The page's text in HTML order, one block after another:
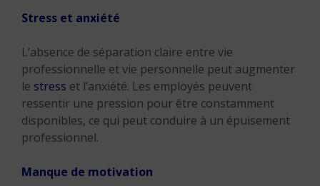
Stress et anxiété
L’absence de séparation claire entre vie
professionnelle et vie personnelle peut augmenter
le stress et l’anxiété. Les employés peuvent
ressentir une pression pour être constamment
disponibles, ce qui peut conduire à un épuisement
professionnel.
Manque de motivation